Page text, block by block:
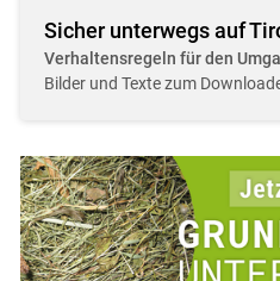
Sicher unterwegs auf
Verhaltensregeln für den
Bilder und Texte zum